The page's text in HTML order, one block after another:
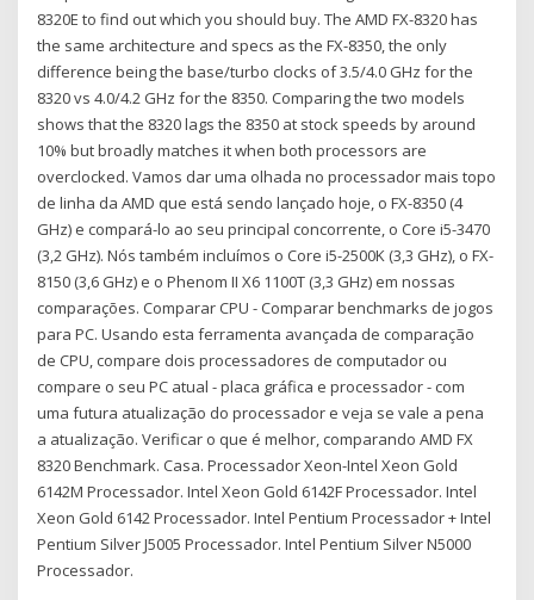
8320E to find out which you should buy. The AMD FX-8320 has
the same architecture and specs as the FX-8350, the only
difference being the base/turbo clocks of 3.5/4.0 GHz for the
8320 vs 4.0/4.2 GHz for the 8350. Comparing the two models
shows that the 8320 lags the 8350 at stock speeds by around
10% but broadly matches it when both processors are
overclocked. Vamos dar uma olhada no processador mais topo
de linha da AMD que está sendo lançado hoje, o FX-8350 (4
GHz) e compará-lo ao seu principal concorrente, o Core i5-3470
(3,2 GHz). Nós também incluímos o Core i5-2500K (3,3 GHz), o FX-
8150 (3,6 GHz) e o Phenom II X6 1100T (3,3 GHz) em nossas
comparações. Comparar CPU - Comparar benchmarks de jogos
para PC. Usando esta ferramenta avançada de comparação
de CPU, compare dois processadores de computador ou
compare o seu PC atual - placa gráfica e processador - com
uma futura atualização do processador e veja se vale a pena
a atualização. Verificar o que é melhor, comparando AMD FX
8320 Benchmark. Casa. Processador Xeon-Intel Xeon Gold
6142M Processador. Intel Xeon Gold 6142F Processador. Intel
Xeon Gold 6142 Processador. Intel Pentium Processador + Intel
Pentium Silver J5005 Processador. Intel Pentium Silver N5000
Processador.